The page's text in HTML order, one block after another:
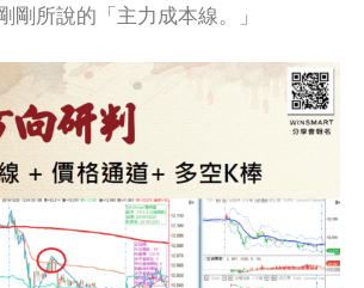
剛所說的「主力成本線。」